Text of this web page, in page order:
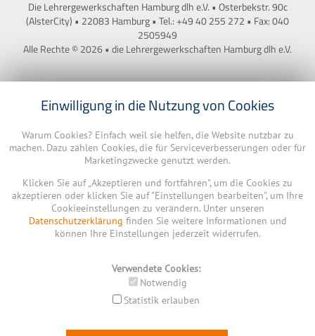
Die Lehrergewerkschaften Hamburg dlh e.V. • Osterbekstr. 90c
(AlsterCity) • 22083 Hamburg • Tel.: +49 40 255 272 • Fax: 040
2505949
Alle Rechte © 2026 • die Lehrergewerkschaften Hamburg dlh e.V.
Einwilligung in die Nutzung von Cookies
Warum Cookies? Einfach weil sie helfen, die Website nutzbar zu
machen. Dazu zählen Cookies, die für Serviceverbesserungen oder für
Marketingzwecke genutzt werden.
Klicken Sie auf „Akzeptieren und fortfahren", um die Cookies zu
akzeptieren oder klicken Sie auf "Einstellungen bearbeiten", um Ihre
Cookieeinstellungen zu verändern. Unter unseren
Datenschutzerklärung finden Sie weitere Informationen und
können Ihre Einstellungen jederzeit widerrufen.
Verwendete Cookies:
Notwendig
Statistik erlauben